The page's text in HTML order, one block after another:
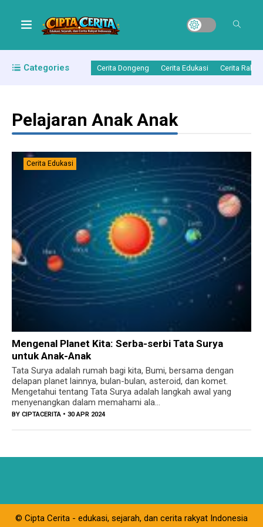
Categories Cerita Dongeng Cerita Edukasi Cerita Rakyat
Pelajaran Anak Anak
Cerita Edukasi
Mengenal Planet Kita: Serba-serbi Tata Surya
untuk Anak-Anak
Tata Surya adalah rumah bagi kita, Bumi, bersama dengan
delapan planet lainnya, bulan-bulan, asteroid, dan komet.
Mengetahui tentang Tata Surya adalah langkah awal yang
menyenangkan dalam memahami ala...
BY CIPTACERITA • 30 APR 2024
© Cipta Cerita - edukasi, sejarah, dan cerita rakyat Indonesia